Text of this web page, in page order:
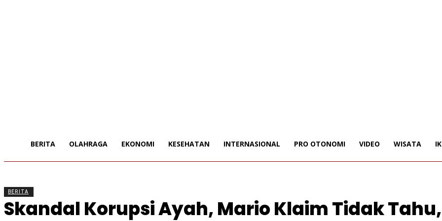
BERITA OLAHRAGA EKONOMI KESEHATAN INTERNASIONAL PRO OTONOMI VIDEO WISATA
BERITA
Skandal Korupsi Ayah, Mario Klaim Tidak Tahu,